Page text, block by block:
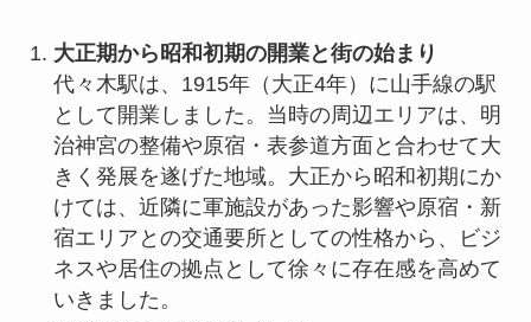
大正期から昭和初期の開業と街の始まり
代々木駅は、1915年（大正4年）に山手線の駅
として開業しました。当時の周辺エリアは、明
治神宮の整備や原宿・表参道方面と合わせて大
きく発展を遂げた地域。大正から昭和初期にか
けては、近隣に軍施設があった影響や原宿・新
宿エリアとの交通要所としての性格から、ビジ
ネスや居住の拠点として徐々に存在感を高めて
いきました。